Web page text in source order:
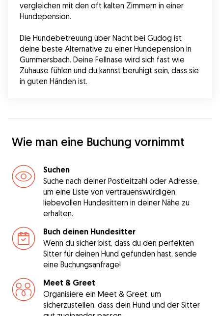
vergleichen mit den oft kalten Zimmern in einer
Hundepension.
Die Hundebetreuung über Nacht bei Gudog ist
deine beste Alternative zu einer Hundepension in
Gummersbach. Deine Fellnase wird sich fast wie
Zuhause fühlen und du kannst beruhigt sein, dass sie
in guten Händen ist.
Wie man eine Buchung vornimmt
Suchen
Suche nach deiner Postleitzahl oder Adresse,
um eine Liste von vertrauenswürdigen,
liebevollen Hundesittern in deiner Nähe zu
erhalten.
Buch deinen Hundesitter
Wenn du sicher bist, dass du den perfekten
Sitter für deinen Hund gefunden hast, sende
eine Buchungsanfrage!
Meet & Greet
Organisiere ein Meet & Greet, um
sicherzustellen, dass dein Hund und der Sitter